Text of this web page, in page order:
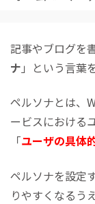
記事やブログを
ナ 」という言葉
ペルソナとは、
ービスにおける
「ユーザの具体
ペルソナを設定
りやすくなるう